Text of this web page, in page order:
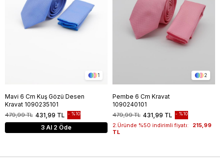
1
Mavi 6 Cm Kuş Gözü Desen
Kravat 1090235101
431,99 TL
479,99 TL %10
3 Al 2 Öde
2
Pembe 6 Cm Kravat
1090240101
431,99 TL
479,99 TL %10
2.Üründe %50 indirimli fiyatı:
215,99
TL